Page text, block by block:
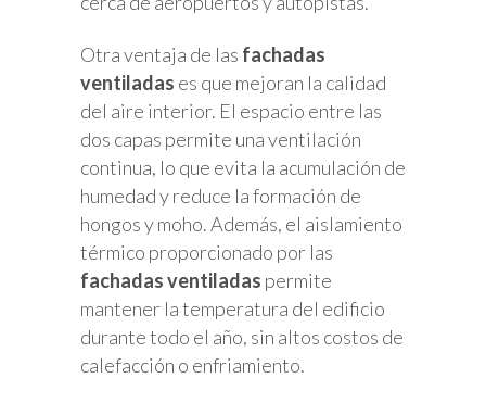
Otra ventaja de las fachadas
ventiladas es que mejoran la calidad
del aire interior. El espacio entre las
dos capas permite una ventilación
continua, lo que evita la acumulación de
humedad y reduce la formación de
hongos y moho. Además, el aislamiento
térmico proporcionado por las
fachadas ventiladas permite
mantener la temperatura del edificio
durante todo el año, sin altos costos de
calefacción o enfriamiento.